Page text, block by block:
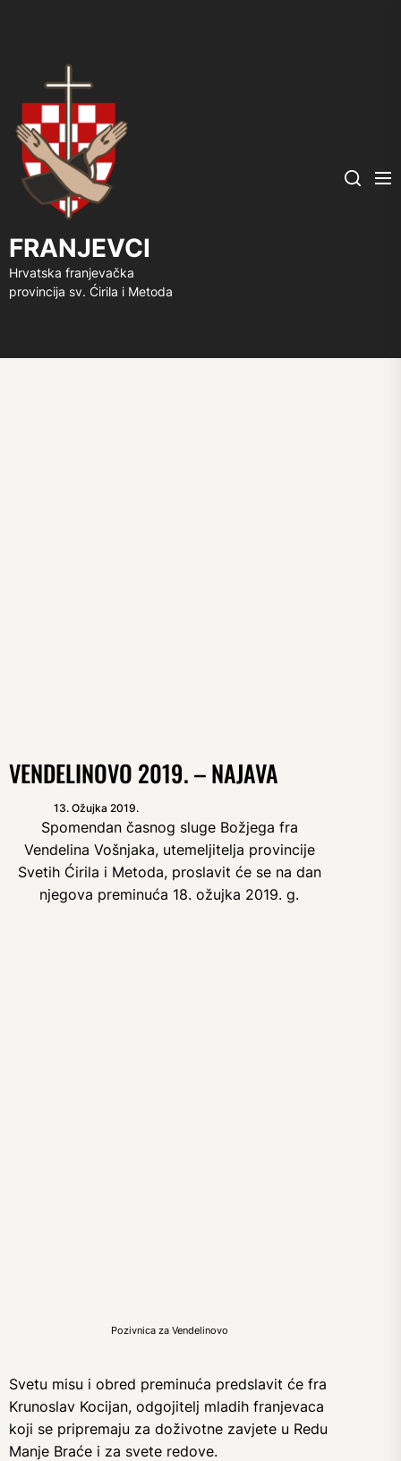
FRANJEVCI
Hrvatska franjevačka
provincija sv. Ćirila i Metoda
Search
VENDELINOVO 2019. – NAJAVA
13. Ožujka 2019.
Spomendan časnog sluge Božjega fra
Vendelina Vošnjaka, utemeljitelja provincije
Svetih Ćirila i Metoda, proslavit će se na dan
njegova preminuća 18. ožujka 2019. g.
Pozivnica za Vendelinovo
Svetu misu i obred preminuća predslavit će fra
Krunoslav Kocijan, odgojitelj mladih franjevaca
koji se pripremaju za doživotne zavjete u Redu
Manje Braće i za svete redove.